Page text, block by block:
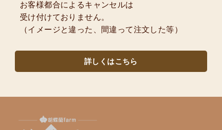
お客様都合によるキャンセルは
受け付けておりません。
（イメージと違った、間違って注文した等）
詳しくはこちら